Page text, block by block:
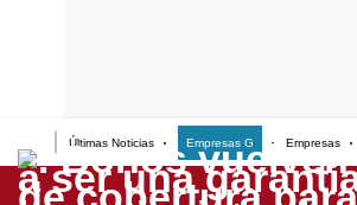
Últimas Noticias Empresas G Empresas
Lo último
Peru Quiosco